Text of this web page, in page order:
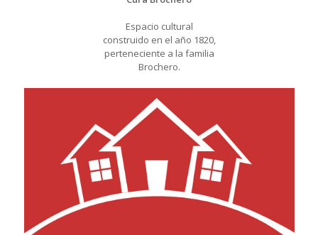
Espacio cultural
construido en el año 1820,
perteneciente a la familia
Brochero.